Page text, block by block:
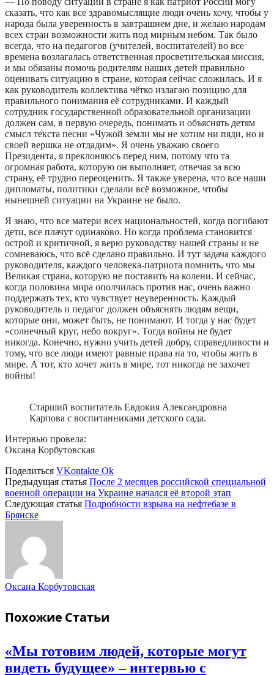
сказать, что как все здравомыслящие люди очень хочу, чтобы у
народа была уверенность в завтрашнем дне, и желаю народам
всех стран возможности жить под мирным небом. Так было
всегда, что на педагогов (учителей, воспитателей) во все
времена возлагалась ответственная просветительская миссия,
и мы обязаны помочь родителям наших детей правильно
оценивать ситуацию в стране, которая сейчас сложилась. И я
как руководитель коллектива чётко излагаю позицию для
правильного понимания её сотрудниками. И каждый
сотрудник государственной образовательной организации
должен сам, в первую очередь, понимать и объяснять детям
смысл текста песни «Чужой земли мы не хотим ни пяди, но и
своей вершка не отдадим». Я очень уважаю своего
Президента, я преклоняюсь перед ним, потому что та
огромная работа, которую он выполняет, отвечая за всю
страну, её трудно переоценить. Я также уверена, что все наши
дипломаты, политики сделали всё возможное, чтобы
нынешней ситуации на Украине не было.
Я знаю, что все матери всех национальностей, когда погибают
дети, все плачут одинаково. Но когда проблема становится
острой и критичной, я верю руководству нашей страны и не
сомневаюсь, что всё сделано правильно. И тут задача каждого
руководителя, каждого человека-патриота помнить, что мы
Великая страна, которую не поставить на колени. И сейчас,
когда половина мира ополчилась против нас, очень важно
поддержать тех, кто чувствует неуверенность. Каждый
руководитель и педагог должен объяснять людям вещи,
которые они, может быть, не понимают. И тогда у нас будет
«солнечный круг, небо вокруг». Тогда войны не будет
никогда. Конечно, нужно учить детей добру, справедливости и
тому, что все люди имеют равные права на то, чтобы жить в
мире. А тот, кто хочет жить в мире, тот никогда не захочет
войны!
Старший воспитатель Евдокия Александровна
Карпова с воспитанниками детского сада.
Интервью провела:
Оксана Корбутовская
Поделиться VKontakte Ok
Предыдущая статья После 2 месяцев российской специальной
военной операции на Украине начался её второй этап
Следующая статья Подробности взрыва на нефтебазе в
Брянске
Оксана Корбутовская
Похожие Статьи
«Мы готовим людей, которые могут
видеть будущее» – интервью с